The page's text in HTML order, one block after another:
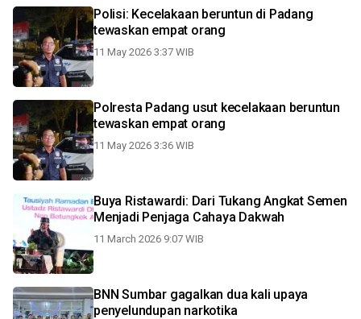
Polisi: Kecelakaan beruntun di Padang
tewaskan empat orang
11 May 2026 3:37 WIB
Polresta Padang usut kecelakaan beruntun
tewaskan empat orang
11 May 2026 3:36 WIB
Buya Ristawardi: Dari Tukang Angkat Semen
Menjadi Penjaga Cahaya Dakwah
11 March 2026 9:07 WIB
BNN Sumbar gagalkan dua kali upaya
penyelundupan narkotika